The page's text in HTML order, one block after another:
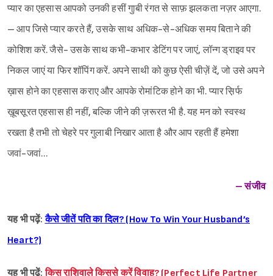
प्यार का एहसास आपको उनकी हसीं गुाबी रंगत से साफ़ झलकता नज़र आएगा.
– आप जिसे प्यार करते हैं, उसके साथ अधिक-से-अधिक समय बिताने की
कोशिश करें. जैसे- उसके साथ कभी-कभार डेटिंग पर जाएं, लॉन्ग ड्राइव पर
निकल जाएं या फिर शॉपिंग करें. अपने साथी को कुछ ऐसी चीज़ें दें, जो उसे अपने
ख़ास होने का एहसास कराए और आपके रोमांटिक होने का भी. प्यार स़िर्फ
ख़ूबसूरत एहसास ही नहीं, बल्कि जीने की ज़रूरत भी है. यह मन को स्वस्थ
रखता है तभी तो चेहरे पर गुलाबी निखार आता है और आप रहती हैं हमेशा
जवां-जवां…
– संजीव
यह भी पढ़ें:कैसे जीतें पति का दिल? (How To Win Your Husband’s
Heart?)
यह भी पढ़ें: किस राशिवाले किससे करें विवाह? (Perfect Life Partner